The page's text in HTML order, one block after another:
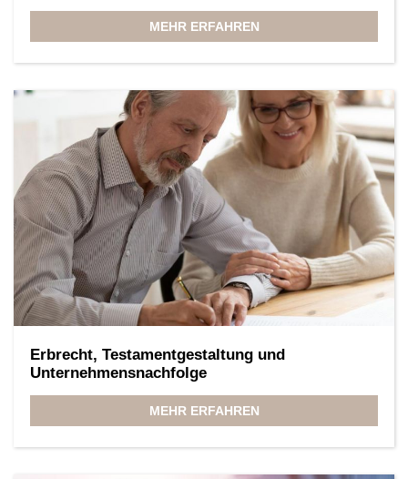
MEHR ERFAHREN
Erbrecht, Testamentgestaltung und
Unternehmensnachfolge
MEHR ERFAHREN